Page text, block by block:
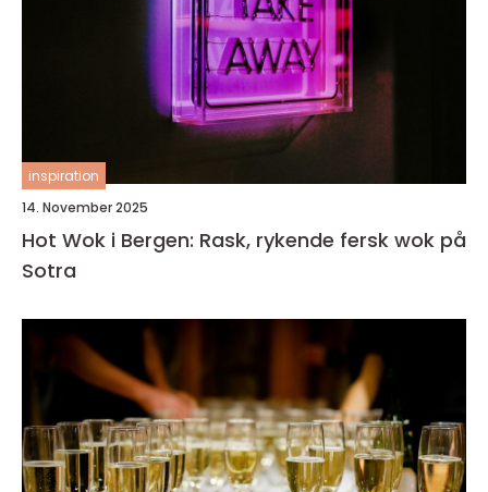
inspiration
14. November 2025
Hot Wok i Bergen: Rask, rykende fersk wok på
Sotra